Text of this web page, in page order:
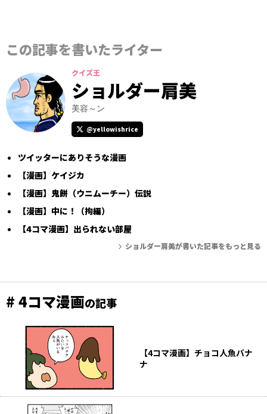
この記事を書いたライター
クイズ王
ショルダー肩美
美容～ン
@yellowishrice
ツイッターにありそうな漫画
【漫画】ケイジカ
【漫画】鬼餅（ウニムーチー）伝説
【漫画】中に！（拘編）
【4コマ漫画】出られない部屋
ショルダー肩美が書いた記事をもっと見る
# 4コマ漫画の記事
【4コマ漫画】チョコ人魚バナ
ナ